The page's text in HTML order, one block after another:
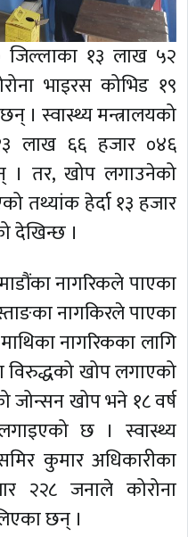
१३ लाख ५२
भाइरस कोभिड १९
। स्वास्थ्य मन्त्रालयको
लाख ६६ हजार ०४६
। तर, खोप लगाउनेको
तथ्यांक हेर्दा १३ हजार
देखिन्छ ।
नागरिकले पाएका
नागकिरले पाएका
नागरिकका लागि
विरुद्धको खोप लगाएको
जोन्सन खोप भने १८ वर्ष
छ । स्वास्थ्य
कुमार अधिकारीका
२२८ जनाले कोरोना
छन् ।